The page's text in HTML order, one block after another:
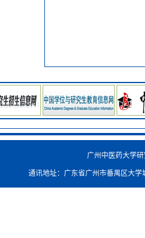
广州中医药大学
通讯地址：广东省广州市番禺区大